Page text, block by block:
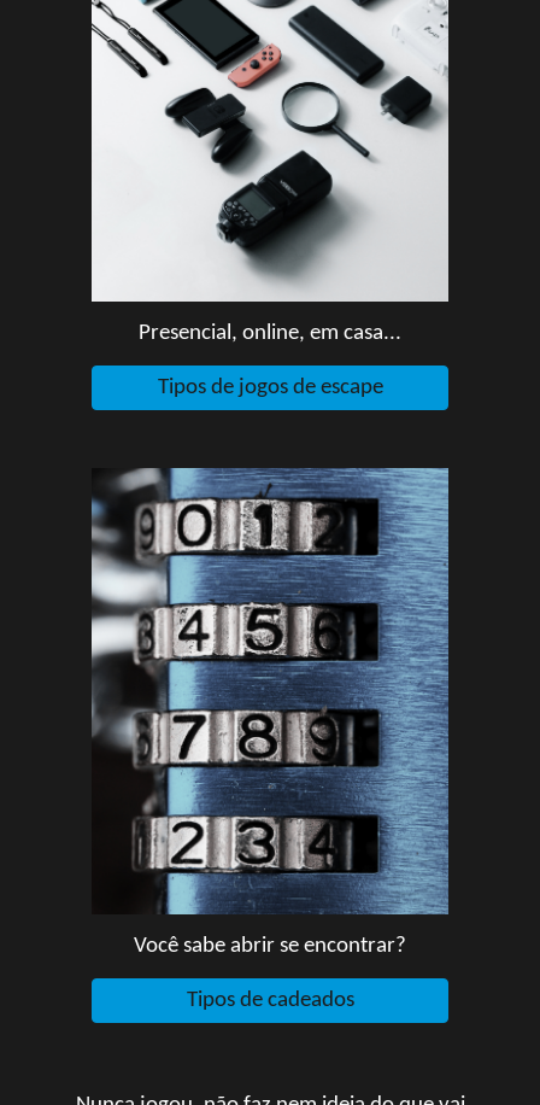
Presencial, online, em casa...
Tipos de jogos de escape
Você sabe abrir se encontrar?
Tipos de cadeados